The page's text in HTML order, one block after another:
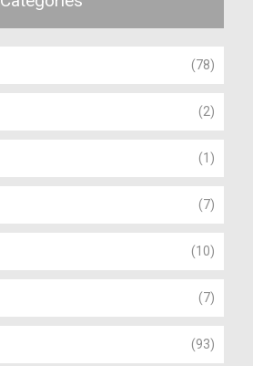
(78)
(2)
(1)
(7)
(10)
(7)
(93)